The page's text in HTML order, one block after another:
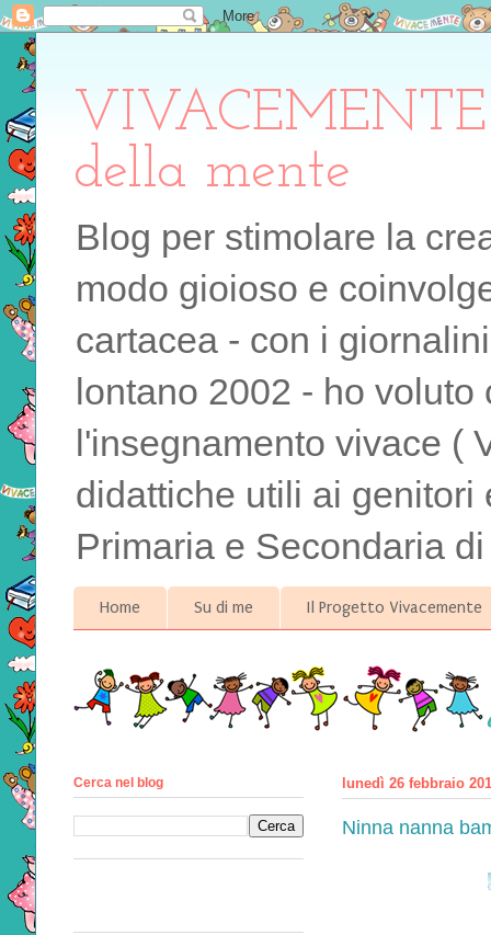
della mente
Blog per stimolare la
modo gioioso e
cartacea - con i
lontano 2002 - ho
l'insegnamento vivace (
didattiche utili ai
Primaria e Secondaria
Home Su di me Il Progetto Vivacemente
lunedì 26 febbraio
Ninna nanna
Cerca nel blog